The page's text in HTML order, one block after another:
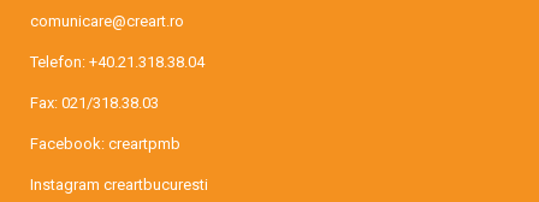
comunicare@creart.ro
Telefon: +40.21.318.38.04
Fax: 021/318.38.03
Facebook: creartpmb
Instagram creartbucuresti